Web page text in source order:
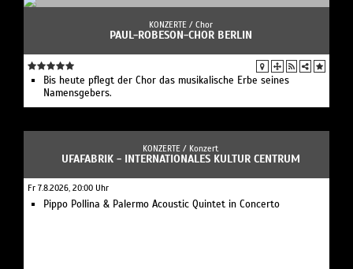
KONZERTE / Chor
PAUL-ROBESON-CHOR BERLIN
Bis heute pflegt der Chor das musikalische Erbe seines
Namensgebers.
KONZERTE / Konzert
UFAFABRIK - INTERNATIONALES KULTUR CENTRUM
Fr 7.8.2026, 20:00 Uhr
Pippo Pollina & Palermo Acoustic Quintet in Concerto